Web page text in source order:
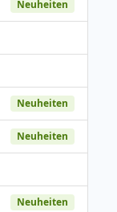
Neuheiten
Neuheiten
Neuheiten
Neuheiten